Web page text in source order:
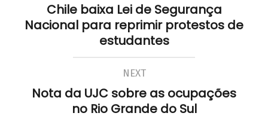
Chile baixa Lei de Segurança
Nacional para reprimir protestos de
estudantes
NEXT
Nota da UJC sobre as ocupações
no Rio Grande do Sul